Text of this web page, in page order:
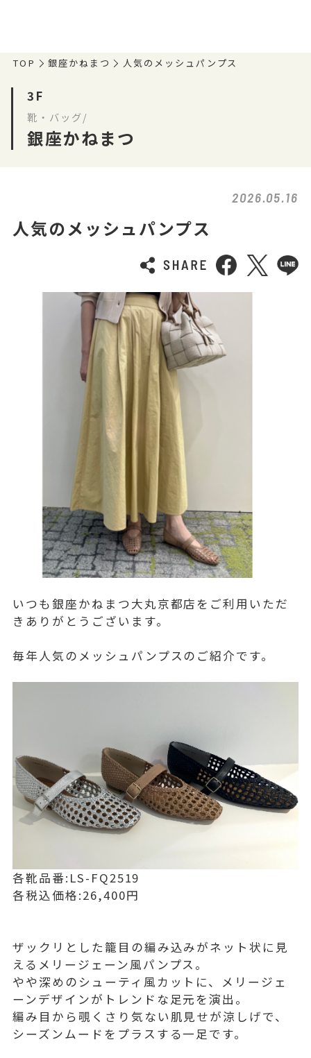
TOP 銀座かねまつ 人気のメッシュパンプス
3F
靴・バッグ/
銀座かねまつ
2026.05.16
人気のメッシュパンプス
いつも銀座かねまつ大丸京都店をご利用いただ
きありがとうございます。
毎年人気のメッシュパンプスのご紹介です。
各靴品番:LS-FQ2519
各税込価格:26,400円
ザックリとした籠目の編み込みがネット状に見
えるメリージェーン風パンプス。
やや深めのシューティ風カットに、メリージェ
ーンデザインがトレンドな足元を演出。
編み目から覗くさり気ない肌見せが涼しげで、
シーズンムードをプラスする一足です。